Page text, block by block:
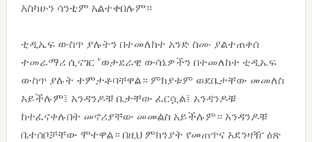
እስካሁን ሳንቲም አልተቀበሉም።
ቲዲኤፍ ውስጥ ያሉትን በተመለከተ አንድ ስሙ ያልተጠቀሰ
ተመራማሪ ሲናገር “ወታደራዊ ውሳኔዎችን በተመለከተ ቲዲኤፍ
ውስጥ ያሉት ተምታቶባቸዋል። ምክያቱም ወደቤታቸው መመለስ
አይችሉም፤ አንዳንዶቹ ቤታቸው ፈርሷል፤ አንዳንዶቹ
ከተፈናቀሉበት መኖሪያቸው መመልስ አይችሉም። አንዳንዶቹ
ቤተሰቦቻቸው ሞተዋል። በዚህ ምክንያት የመጠጥና አደንዛዥ ዕጽ